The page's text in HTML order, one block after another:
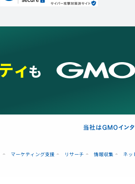
マーケティング支援 リサーチ 情報収集 ネッ